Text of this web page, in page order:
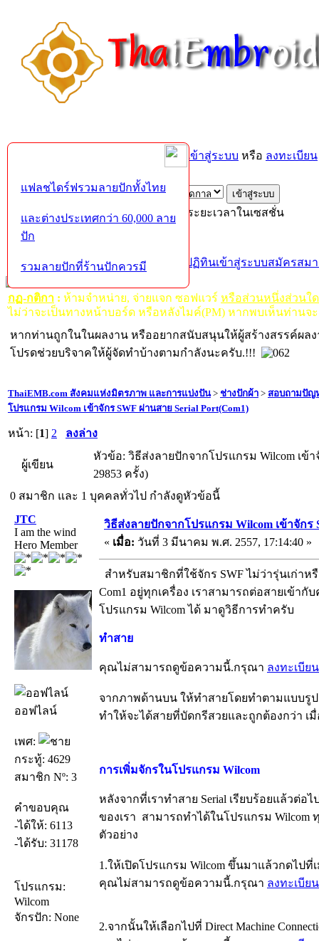
กรุณา เข้าสู่ระบบ หรือ ลงทะเบียน
เข้าสู่ระบบด้วยชื่อผู้ใช้ รหัสผ่าน และระยะเวลาในเซสชั่น
หน้าแรก เว็บบอร์ด ช่วยเหลือ ปฏิทินเข้าสู่ระบบสมัครสม
กฏ-กติกา : ห้ามจำหน่าย, จ่ายแจก ซอฟแวร์ หรือส่วนหนึ่งส่วนใ
ไม่ว่าจะเป็นทางหน้าบอร์ด หรือหลังไมค์(PM) หากพบเห็นท่านจ
หากท่านถูกในในผลงาน หรืออยากสนับสนุนให้ผู้สร้างสรรค์ผล
โปรดช่วยบริจาคให้ผู้จัดทำบ้างตามกำลังนะครับ.!!!
ThaiEMB.com สังคมแห่งมิตรภาพ และการแบ่งปัน> ช่างปักผ้า > สอบถามปัญ
โปรแกรม Wilcom เข้าจักร SWF ผ่านสาย Serial Port(Com1)
หน้า: [1] 2 ลงล่าง
ผู้เขียน
หัวข้อ: วิธีส่งลายปักจากโปรแกรม Wilcom เข้า
29853 ครั้ง)
0 สมาชิก และ 1 บุคคลทั่วไป กำลังดูหัวข้อนี้
JTC
I am the wind
Hero Member
ออฟไลน์
เพศ:
กระทู้: 4629
สมาชิก Nº: 3
คำขอบคุณ
-ได้ให้: 6113
-ได้รับ: 31178
โปรแกรม:
Wilcom
จักรปัก: None
วิธีส่งลายปักจากโปรแกรม Wilcom เข้าจักร
« เมื่อ: วันที่ 3 มีนาคม พ.ศ. 2557, 17:14:40 »
สำหรับสมาชิกที่ใช้จักร SWF ไม่ว่ารุ่นเก่า
Com1 อยู่ทุกเครื่อง เราสามารถต่อสายเข้ากั
โปรแกรม Wilcom ได้ มาดูวิธีการทำครับ
ทำสาย
คุณไม่สามารถดูข้อความนี้.กรุณา ลงทะเบียน
จากภาพด้านบน ให้ทำสายโดยทำตามแบบ
ทำให้จะได้สายที่บัดกรีสวยและถูกต้องกว่า เ
การเพิ่มจักรในโปรแกรม Wilcom
หลังจากที่เราทำสาย Serial เรียบร้อยแล้วต่อ
ของเรา สามารถทำได้ในโปรแกรม Wilcom
ตัวอย่าง
1.ให้เปิดโปรแกรม Wilcom ขึ้นมาแล้วกดไปที่เ
คุณไม่สามารถดูข้อความนี้.กรุณา ลงทะเบียน
2.จากนั้นให้เลือกไปที่ Direct Machine
แฟลชไดร์ฟรวมลายปักทั้งไทย
และต่างประเทศกว่า 60,000 ลาย
ปัก
รวมลายปักที่ร้านปักควรมี